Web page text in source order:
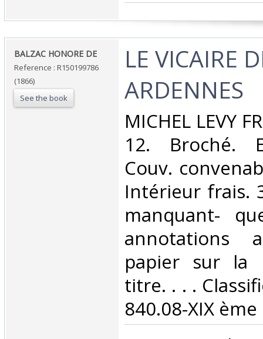
‎BALZAC HONORE DE‎
Reference : R150199786
(1866)
See the book
‎LE VICAIRE
ARDENNES‎
‎MICHEL LEVY
12. Broché.
Couv.
Intérieur frais.
manquant-
annotations
papier sur la
titre. . . .
840.08-XIX